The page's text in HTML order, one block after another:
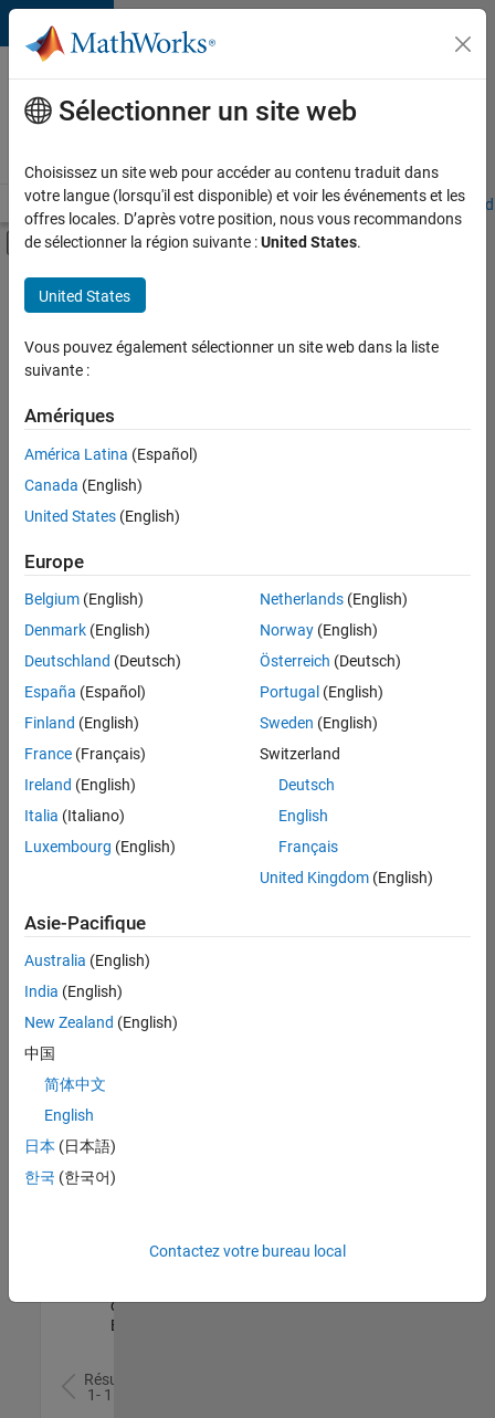
Passer au contenu
Votre
carrière
chez
Accueil Explorer nos opportunités Adresses de nos bureaux
Activer/désactiver l'affichage du menu
Contenu principal
FILTRER PAR
Support avancé
Applications et outils commerciaux
Gestion des programmes
Enregistrer
sélectionnées
Les
descriptions
poste
n’ont
pas
été
traduites.
Effectuez
lieu
pour
l’ensemble
des
opportunités
votre
région.
Senior Software Quality Engineer
Senior
Engineer
qualité |
Expérimenté(e)
Résultats
1- 1 de
Sélectionner un site web
Choisissez un site web pour accéder au contenu traduit dans
votre langue (lorsqu'il est disponible) et voir les événements et les
offres locales. D’après votre position, nous vous recommandons
de sélectionner la région suivante :United States.
United States
Vous pouvez également sélectionner un site web dans la liste
suivante :
Amériques
América Latina (Español)
Canada (English)
United States (English)
Europe
Belgium (English)
Denmark (English)
Deutschland (Deutsch)
España (Español)
Finland (English)
France (Français)
Ireland (English)
Italia (Italiano)
Luxembourg (English)
Netherlands(English)
Norway(English)
Österreich (Deutsch)
Portugal (English)
Sweden (English)
Switzerland
Deutsch
English
Français
United Kingdom(English)
Asie-Pacifique
Australia (English)
India (English)
New Zealand (English)
中国
简体中文
English
日本 (日本語)
한국 (한국어)
Contactez votre bureau local